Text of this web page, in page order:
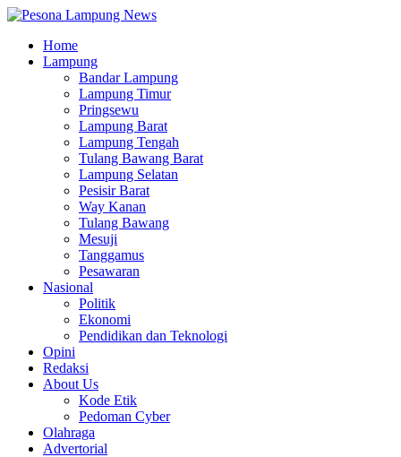
Home
Lampung
Bandar Lampung
Lampung Timur
Pringsewu
Lampung Barat
Lampung Tengah
Tulang Bawang Barat
Lampung Selatan
Pesisir Barat
Way Kanan
Tulang Bawang
Mesuji
Tanggamus
Pesawaran
Nasional
Politik
Ekonomi
Pendidikan dan Teknologi
Opini
Redaksi
About Us
Kode Etik
Pedoman Cyber
Olahraga
Advertorial